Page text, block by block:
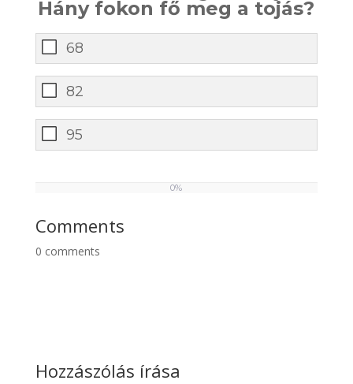
Hány fokon fő meg a tojás?
68
82
95
0%
Comments
0 comments
Hozzászólás írása